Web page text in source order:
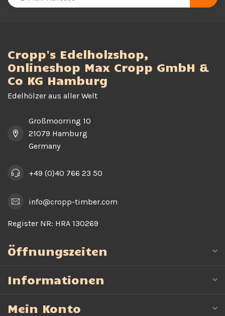
Cropp's Edelholzshop,
Onlineshop Max Cropp GmbH &
Co KG Hamburg
Edelhölzer aus aller Welt
Großmoorring 10
21079 Hamburg
Germany
+49 (0)40 766 23 50
info@cropp-timber.com
Register NR: HRA 130269
Öffnungszeiten
Informationen
Mein Konto